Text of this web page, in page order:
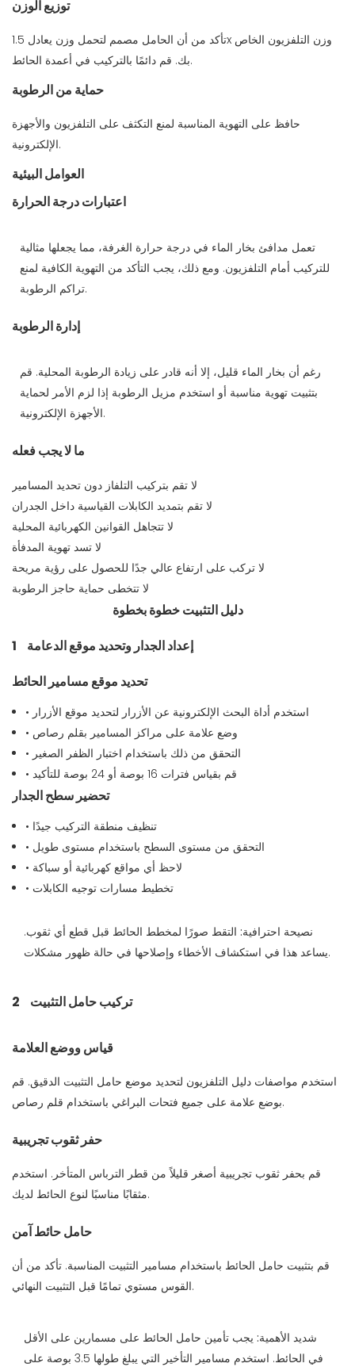
توزيع الوزن
تأكد من أن الحامل مصمم لتحمل وزن يعادل 1.5x وزن التلفزيون الخاص
بك. قم دائمًا بالتركيب في أعمدة الحائط.
حماية من الرطوبة
حافظ على التهوية المناسبة لمنع التكثف على التلفزيون والأجهزة
الإلكترونية.
العوامل البيئية
اعتبارات درجة الحرارة
تعمل مدافئ بخار الماء في درجة حرارة الغرفة، مما يجعلها مثالية
للتركيب أمام التلفزيون. ومع ذلك، يجب التأكد من التهوية الكافية لمنع
تراكم الرطوبة.
إدارة الرطوبة
رغم أن بخار الماء قليل، إلا أنه قادر على زيادة الرطوبة المحلية. قم
بتثبيت تهوية مناسبة أو استخدم مزيل الرطوبة إذا لزم الأمر لحماية
الأجهزة الإلكترونية.
ما لا يجب فعله
لا تقم بتركيب التلفاز دون تحديد المسامير
لا تقم بتمديد الكابلات القياسية داخل الجدران
لا تتجاهل القوانين الكهربائية المحلية
لا تسد تهوية المدفأة
لا تركب على ارتفاع عالي جدًا للحصول على رؤية مريحة
لا تتخطى حماية حاجز الرطوبة
دليل التثبيت خطوة بخطوة
1
إعداد الجدار وتحديد موقع الدعامة
تحديد موقع مسامير الحائط
• استخدم أداة البحث الإلكترونية عن الأزرار لتحديد موقع الأزرار
• وضع علامة على مراكز المسامير بقلم رصاص
• التحقق من ذلك باستخدام اختبار الظفر الصغير
• قم بقياس فترات 16 بوصة أو 24 بوصة للتأكيد
تحضير سطح الجدار
• تنظيف منطقة التركيب جيدًا
• التحقق من مستوى السطح باستخدام مستوى طويل
• لاحظ أي مواقع كهربائية أو سباكة
• تخطيط مسارات توجيه الكابلات
نصيحة احترافية: التقط صورًا لمخطط الحائط قبل قطع أي ثقوب.
يساعد هذا في استكشاف الأخطاء وإصلاحها في حالة ظهور مشكلات.
2 تركيب حامل التثبيت
قياس ووضع العلامة
استخدم مواصفات دليل التلفزيون لتحديد موضع حامل التثبيت الدقيق. قم
بوضع علامة على جميع فتحات البراغي باستخدام قلم رصاص.
حفر ثقوب تجريبية
قم بحفر ثقوب تجريبية أصغر قليلاً من قطر الترباس المتأخر. استخدم
مثقابًا مناسبًا لنوع الحائط لديك.
حامل حائط آمن
قم بتثبيت حامل الحائط باستخدام مسامير التثبيت المناسبة. تأكد من أن
القوس مستوي تمامًا قبل التثبيت النهائي.
شديد الأهمية: يجب تأمين حامل الحائط على مسمارين على الأقل
في الحائط. استخدم مسامير التأخير التي يبلغ طولها 3.5 بوصة على